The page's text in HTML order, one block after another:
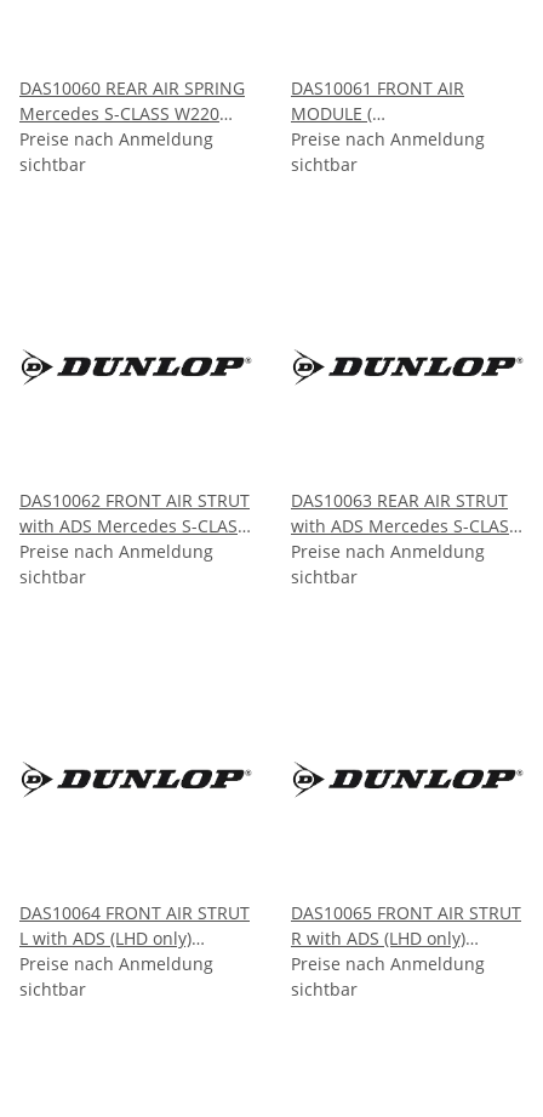
DAS10060 REAR AIR SPRING
Mercedes S-CLASS W220
2000-2006
Preise nach Anmeldung
sichtbar
DAS10061 FRONT AIR
MODULE (
DAS10062/DAS10063)
Mercedes S-CLASS W220
Preise nach Anmeldung
sichtbar
DAS10062 FRONT AIR STRUT
with ADS Mercedes S-CLASS
W220 2000-2006
Preise nach Anmeldung
sichtbar
DAS10063 REAR AIR STRUT
with ADS Mercedes S-CLASS
W220 2000-2006
Preise nach Anmeldung
sichtbar
DAS10064 FRONT AIR STRUT
L with ADS (LHD only)
Mercedes S-CLASS W220
4Matic 2003-2006
Preise nach Anmeldung
sichtbar
DAS10065 FRONT AIR STRUT
R with ADS (LHD only)
Mercedes S-CLASS W220
4Matic 2003-2006
Preise nach Anmeldung
sichtbar